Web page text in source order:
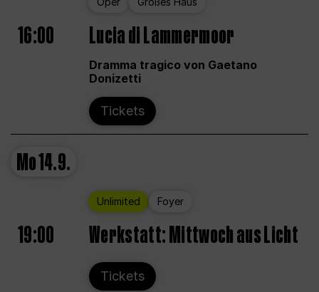
16:00 Lucia di Lammermoor
Dramma tragico von Gaetano
Donizetti
Tickets
Mo14.9.
Unlimited Foyer
19:00 Werkstatt: Mittwoch aus Licht
Tickets